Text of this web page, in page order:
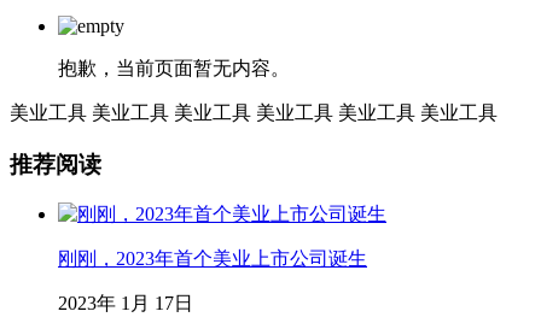
抱歉，当前页面暂无内容。
美业工具 美业工具 美业工具 美业工具 美业工具 美业工具
推荐阅读
刚刚，2023年首个美业上市公司诞生
2023年 1月 17日